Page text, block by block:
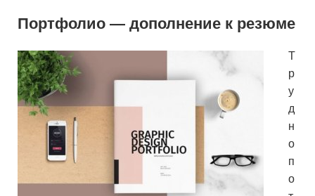
Портфолио — дополнение к резюме
Т
р
у
д
н
о
п
о